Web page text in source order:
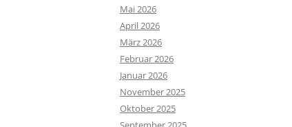
Mai 2026
April 2026
März 2026
Februar 2026
Januar 2026
November 2025
Oktober 2025